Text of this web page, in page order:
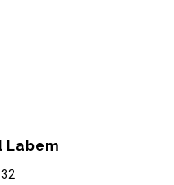
Labem